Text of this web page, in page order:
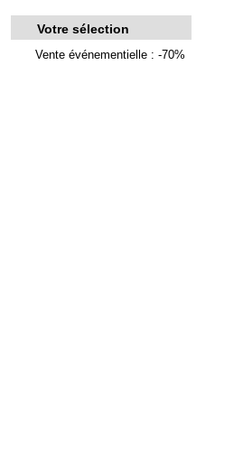
Votre sélection
Vente événementielle : -70%